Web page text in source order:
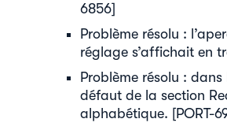
6856]
Problème résolu :
réglage s’affichait en
Problème résolu :
défaut de la section
alphabétique. [PORT-